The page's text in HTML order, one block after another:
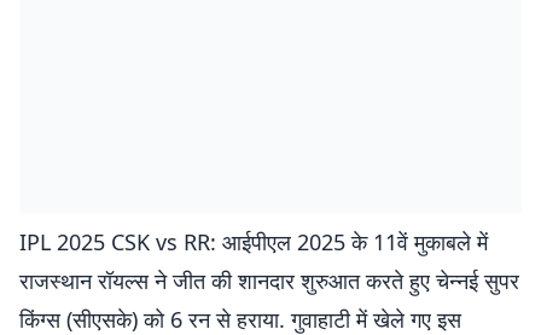
IPL 2025 CSK vs RR: आईपीएल 2025 के 11वें मुकाबले में
राजस्थान रॉयल्स ने जीत की शानदार शुरुआत करते हुए चेन्नई सुपर
किंग्स (सीएसके) को 6 रन से हराया. गुवाहाटी में खेले गए इस